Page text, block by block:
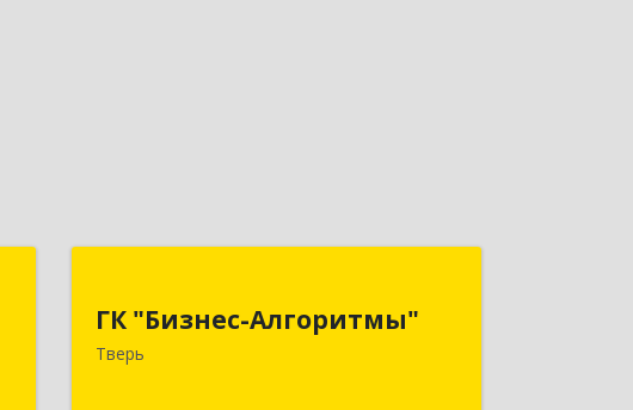
ГК "Бизнес-Алгоритмы"
Тверь
170006, Тверская обл, Тверь г,